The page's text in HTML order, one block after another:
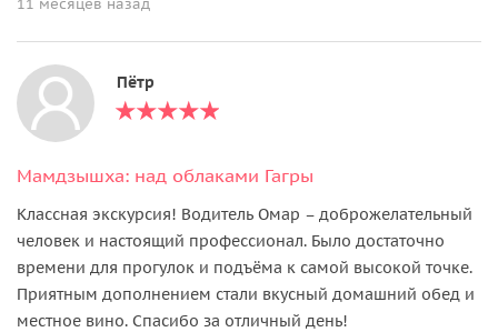
Пётр
Мамдзышха: над облаками Гагры
Классная экскурсия! Водитель Омар – доброжелательный
человек и настоящий профессионал. Было достаточно
времени для прогулок и подъёма к самой высокой точке.
Приятным дополнением стали вкусный домашний обед и
местное вино. Спасибо за отличный день!